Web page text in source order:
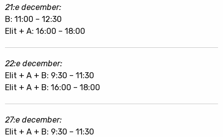
21:e december:
B: 11:00 – 12:30
Elit + A: 16:00 – 18:00
22:e december:
Elit + A + B: 9:30 – 11:30
Elit + A + B: 16:00 – 18:00
27:e december:
Elit + A + B: 9:30 – 11:30